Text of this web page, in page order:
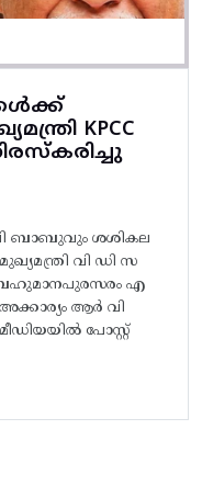
KPCC
ബാബുവും ശശികല
വി ഡി സ
ബഹുമാനപുരസരം എ
ആർ വി
പോസ്റ്റ്‌